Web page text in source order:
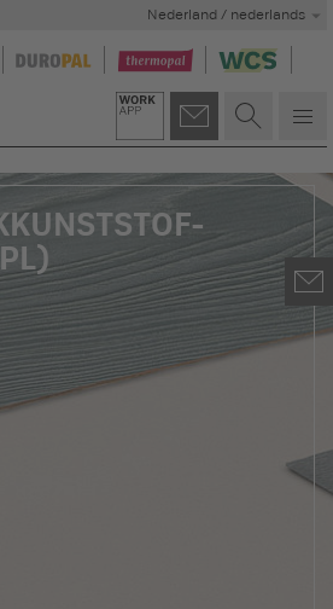
Nederland / nederlands